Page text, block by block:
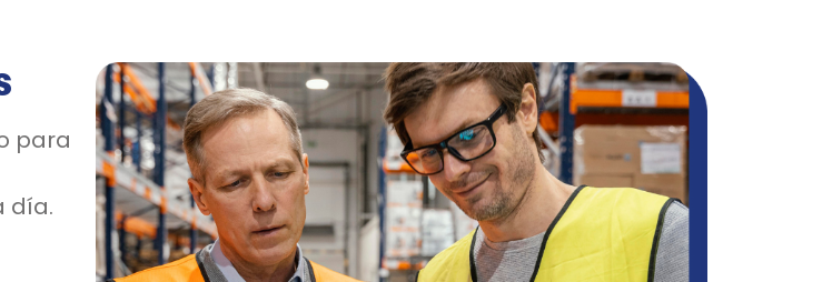
para
día.